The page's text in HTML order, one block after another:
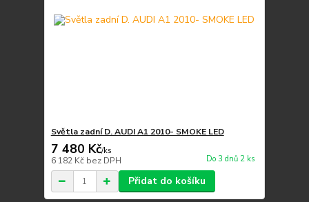
Světla zadní D. AUDI A1 2010- SMOKE LED
7 480 Kč/ks
6 182 Kč bez DPH Do 3 dnů 2 ks
Přidat do košíku